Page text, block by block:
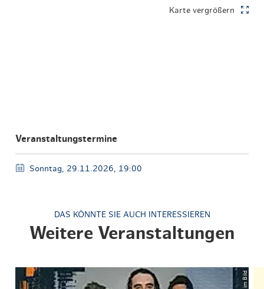
Karte vergrößern
Veranstaltungstermine
Sonntag, 29.11.2026, 19:00
DAS KÖNNTE SIE AUCH INTERESSIEREN
Weitere Veranstaltungen